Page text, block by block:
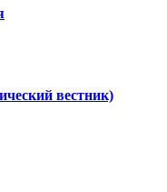
вестник)